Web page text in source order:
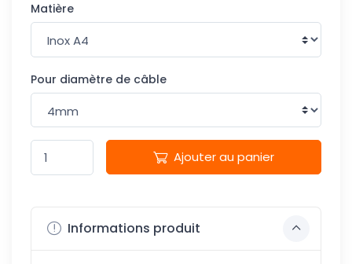
Matière
Pour diamètre de câble
Ajouter au panier
Informations produit